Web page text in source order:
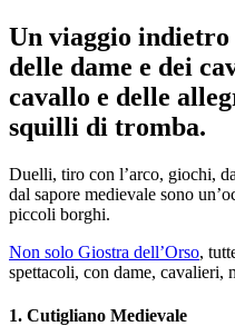
Un viaggio indietro
delle dame e dei
cavallo e delle
squilli di tromba.
Duelli, tiro con l’arco, giochi,
dal sapore medievale sono
piccoli borghi.
Non solo Giostra dell’Orso,
spettacoli, con dame, cavalieri,
1. Cutigliano Medievale